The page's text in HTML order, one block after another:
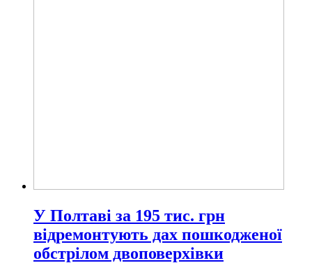
У Полтаві за 195 тис. грн
відремонтують дах пошкодженої
обстрілом двоповерхівки